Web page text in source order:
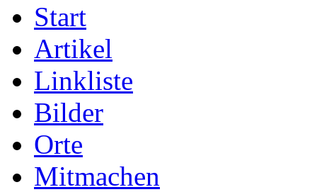
Start
Artikel
Linkliste
Bilder
Orte
Mitmachen